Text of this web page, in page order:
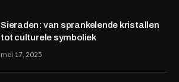
Sieraden: van sprankelende kristallen
tot culturele symboliek
mei 17, 2025